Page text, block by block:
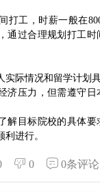
打工，时薪一般在
通过合理规划打工时
实际情况和留学计划具
济压力，但需遵守日
解目标院校的具体要
进行。
0 0条评论